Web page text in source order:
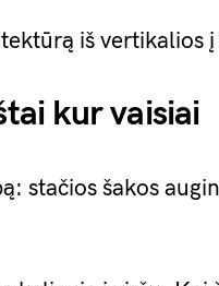
iš vertikalios
kur vaisiai
stačios šakos